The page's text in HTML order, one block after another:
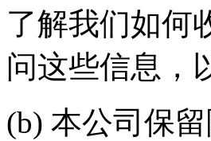
了解我们如何
问这些信息，
(b) 本公司保